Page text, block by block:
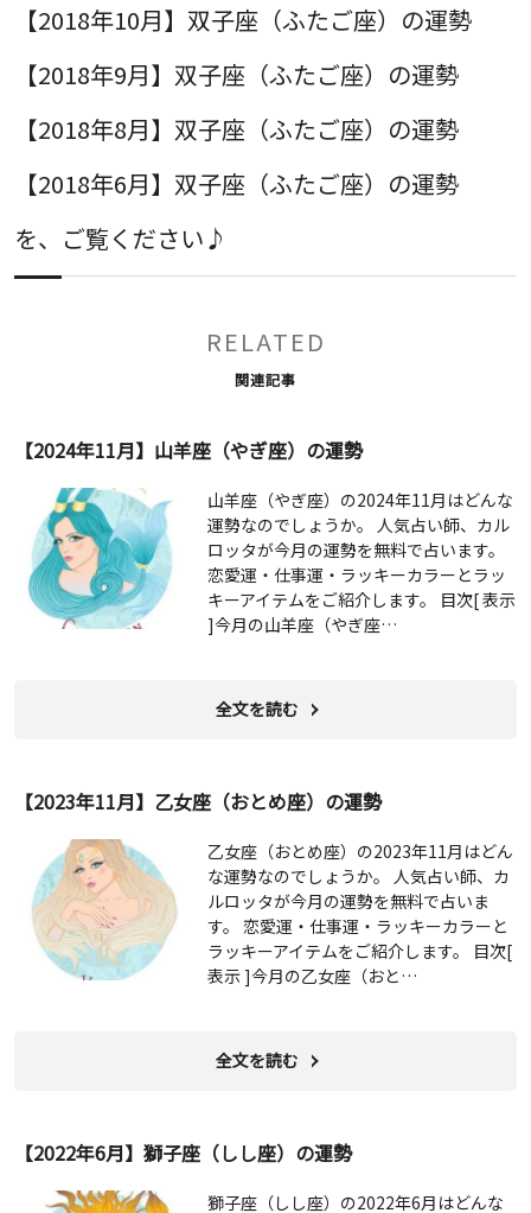
【2018年10月】双子座（ふたご座）の運勢
【2018年9月】双子座（ふたご座）の運勢
【2018年8月】双子座（ふたご座）の運勢
【2018年6月】双子座（ふたご座）の運勢
を、ご覧ください♪
RELATED
関連記事
【2024年11月】山羊座（やぎ座）の運勢
山羊座（やぎ座）の2024年11月はどんな
運勢なのでしょうか。 人気占い師、カル
ロッタが今月の運勢を無料で占います。
恋愛運・仕事運・ラッキーカラーとラッ
キーアイテムをご紹介します。 目次[ 表示
]今月の山羊座（やぎ座…
全文を読む
【2023年11月】乙女座（おとめ座）の運勢
乙女座（おとめ座）の2023年11月はどん
な運勢なのでしょうか。 人気占い師、カ
ルロッタが今月の運勢を無料で占いま
す。 恋愛運・仕事運・ラッキーカラーと
ラッキーアイテムをご紹介します。 目次[
表示 ]今月の乙女座（おと…
全文を読む
【2022年6月】獅子座（しし座）の運勢
獅子座（しし座）の2022年6月はどんな